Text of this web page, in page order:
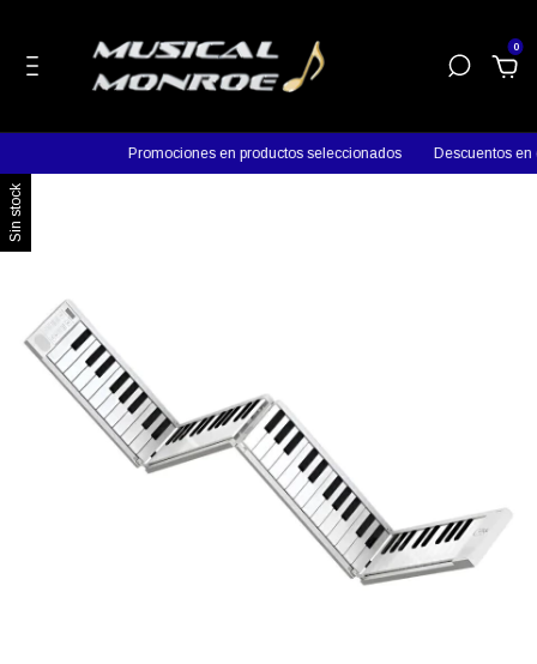
0
Promociones en productos seleccionados Descuentos en
Sin stock